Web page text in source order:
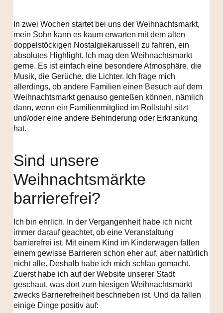
In zwei Wochen startet bei uns der Weihnachtsmarkt,
mein Sohn kann es kaum erwarten mit dem alten
doppelstöckigen Nostalgiekarussell zu fahren, ein
absolutes Highlight. Ich mag den Weihnachtsmarkt
gerne. Es ist einfach eine besondere Atmosphäre, die
Musik, die Gerüche, die Lichter. Ich frage mich
allerdings, ob andere Familien einen Besuch auf dem
Weihnachtsmarkt genauso genießen können, nämlich
dann, wenn ein Familienmitglied im Rollstuhl sitzt
und/oder eine andere Behinderung oder Erkrankung
hat.
Sind unsere
Weihnachtsmärkte
barrierefrei?
Ich bin ehrlich. In der Vergangenheit habe ich nicht
immer darauf geachtet, ob eine Veranstaltung
barrierefrei ist. Mit einem Kind im Kinderwagen fallen
einem gewisse Barrieren schon eher auf, aber natürlich
nicht alle. Deshalb habe ich mich schlau gemacht.
Zuerst habe ich auf der Website unserer Stadt
geschaut, was dort zum hiesigen Weihnachtsmarkt
zwecks Barrierefreiheit beschrieben ist. Und da fallen
einige Dinge positiv auf: